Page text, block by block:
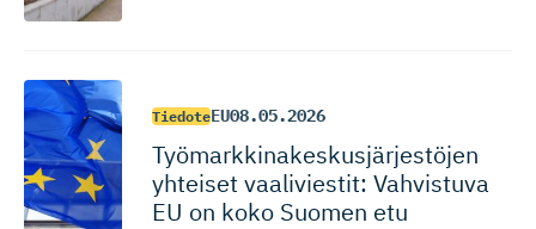
TiedoteEU08.05.2026
Työmarkki­na­kes­kus­jär­jestöjen
yhteiset vaaliviestit: Vahvistuva
EU on koko Suomen etu